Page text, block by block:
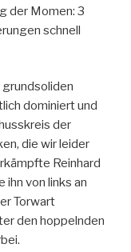
der Momen: 3
schnell
dominiert und
der
die wir leider
Reinhard
ihn von links an
Torwart
den hoppelnden